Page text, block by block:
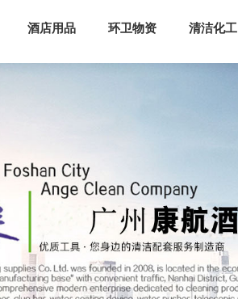
酒店用品 环卫物资 清洁化工